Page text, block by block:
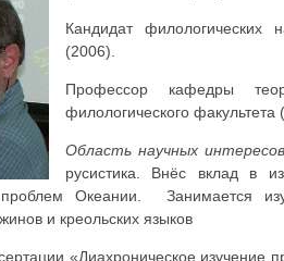
Кандидат филологических
(2006).
Профессор кафедры
филологического факультета
Область научных
русистика. Внёс вклад в
проблем Океании. Занимается
и креольских языков
«Диахроническое изучение